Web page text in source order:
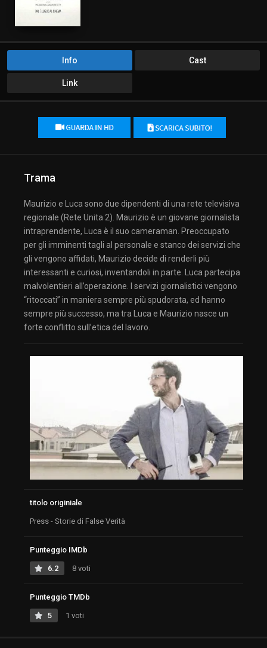
Info Cast
Link
Trama
Maurizio e Luca sono due dipendenti di una rete televisiva
regionale (Rete Unita 2). Maurizio è un giovane giornalista
intraprendente, Luca è il suo cameraman. Preoccupato
per gli imminenti tagli al personale e stanco dei servizi che
gli vengono affidati, Maurizio decide di renderli più
interessanti e curiosi, inventandoli in parte. Luca partecipa
malvolentieri all’operazione. I servizi giornalistici vengono
“ritoccati” in maniera sempre più spudorata, ed hanno
sempre più successo, ma tra Luca e Maurizio nasce un
forte conflitto sull’etica del lavoro.
titolo originiale
Press - Storie di False Verità
Punteggio IMDb
6.2 8 voti
Punteggio TMDb
5 1 voti